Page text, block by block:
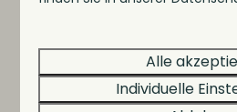
Brasserie de
Mehr
Alle
Individuelle